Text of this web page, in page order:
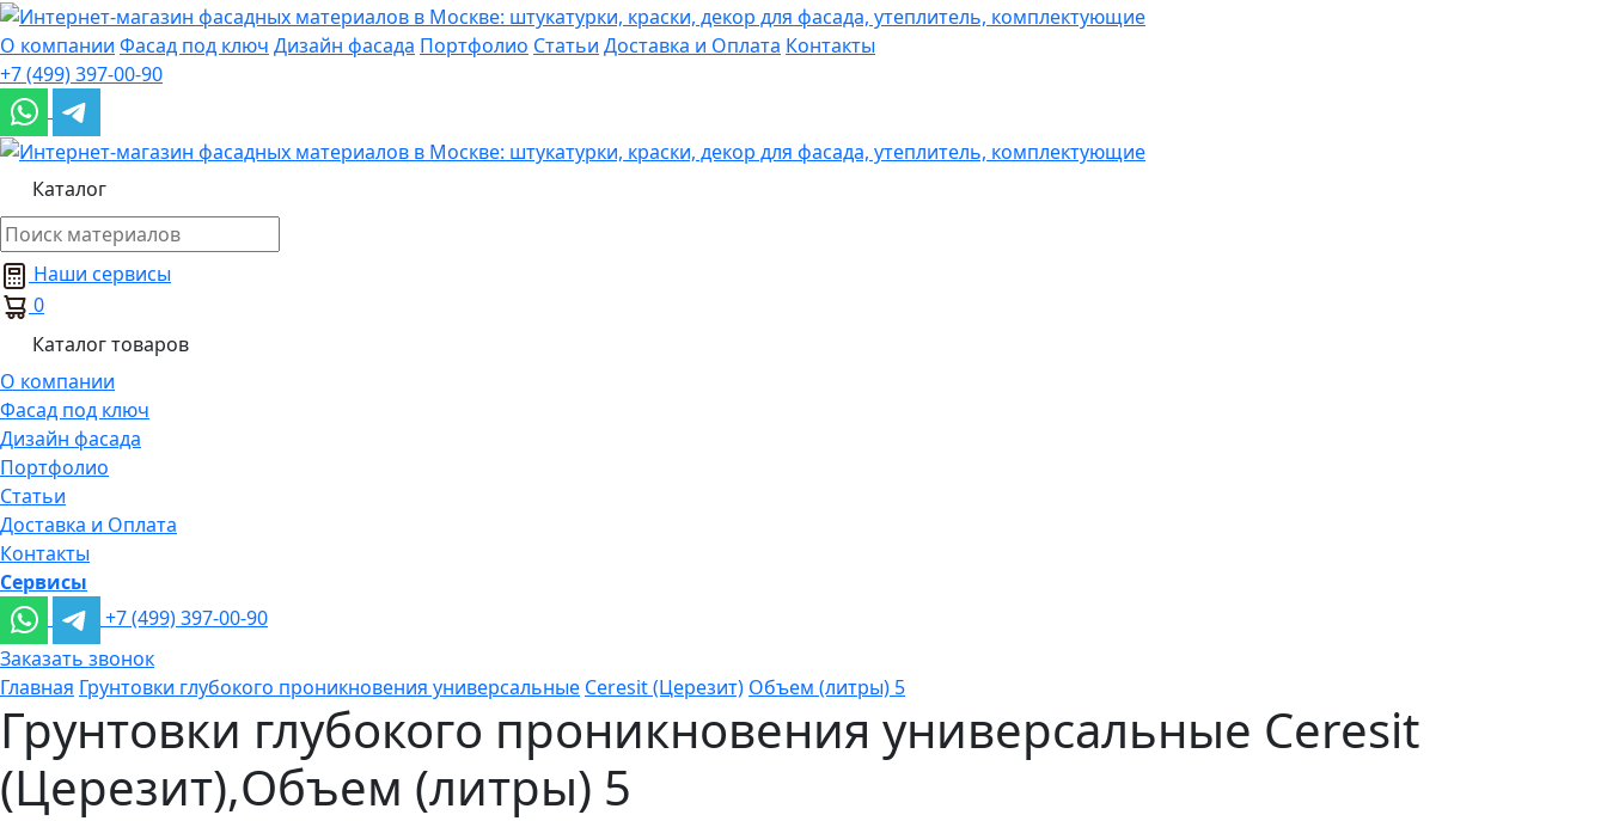
О компании Фасад под ключ Дизайн фасада Портфолио Статьи Доставка и Оплата Контакты
+7 (499) 397-00-90
Каталог
Наши сервисы
0
Каталог товаров
О компании
Фасад под ключ
Дизайн фасада
Портфолио
Статьи
Доставка и Оплата
Контакты
Сервисы
+7 (499) 397-00-90
Заказать звонок
Главная Грунтовки глубокого проникновения универсальные Ceresit (Церезит) Объем (литры) 5
Грунтовки глубокого проникновения универсальные Ceresit
(Церезит),Объем (литры) 5